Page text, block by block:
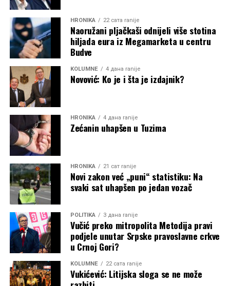
HRONIKA 22 сата ranije
Naoružani pljačkaši odnijeli više stotina
hiljada eura iz Megamarketa u centru
Budve
KOLUMNE 4 дана ranije
Novović: Ko je i šta je izdajnik?
HRONIKA 4 дана ranije
Zećanin uhapšen u Tuzima
HRONIKA 21 сат ranije
Novi zakon već „puni“ statistiku: Na
svaki sat uhapšen po jedan vozač
POLITIKA 3 дана ranije
Vučić preko mitropolita Metodija pravi
podjele unutar Srpske pravoslavne crkve
u Crnoj Gori?
KOLUMNE 22 сата ranije
Vukićević: Litijska sloga se ne može